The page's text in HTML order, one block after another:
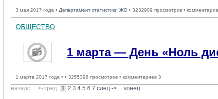
3 мая 2017 года • Департамент статистики ЖО • 3232909 просмотров •
ОБЩЕСТВО
1 марта — День «Ноль
1 марта 2017 года • • 3255398 просмотров • комментариев 3
начало ... <-пред. 1 2 3 4 5 6 7 след.-> ... конец